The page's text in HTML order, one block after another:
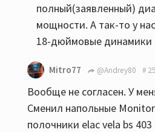
полный(заявленный)
мощности. А так-то у
18-дюймовые динамики
Mitro77 @Andrey80
Вообще не согласен. У
Сменил напольные
полочники elac vela bs 403